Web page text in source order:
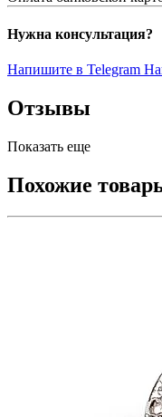
Нужна консультация?
Напишите в Telegram
Отзывы
Показать еще
Похожие